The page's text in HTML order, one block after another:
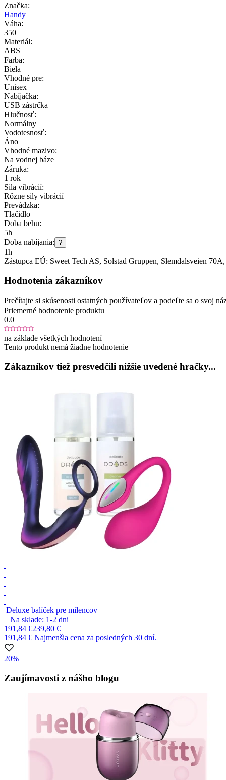
Značka:
Handy
Váha:
350
Materiál:
ABS
Farba:
Biela
Vhodné pre:
Unisex
Nabíjačka:
USB zástrčka
Hlučnosť:
Normálny
Vodotesnosť:
Áno
Vhodné mazivo:
Na vodnej báze
Záruka:
1 rok
Sila vibrácií:
Rôzne sily vibrácií
Prevádzka:
Tlačidlo
Doba behu:
5h
Doba nabíjania: ?
1h
Zástupca EÚ: Sweet Tech AS, Solstad Gruppen, Slemdalsveien 70A
Hodnotenia zákazníkov
Prečítajte si skúsenosti ostatných používateľov a podeľte sa o svoj
Priemerné hodnotenie produktu
0.0
na základe všetkých hodnotení
Tento produkt nemá žiadne hodnotenie
Zákazníkov tiež presvedčili nižšie uvedené hračky...
Deluxe balíček pre milencov
Na sklade: 1-2 dni
191,84 €239,80 €
191,84 € Najmenšia cena za posledných 30 dní.
20%
1
Zaujímavosti z nášho blogu